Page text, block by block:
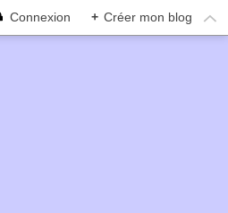
Connexion + Créer mon blog